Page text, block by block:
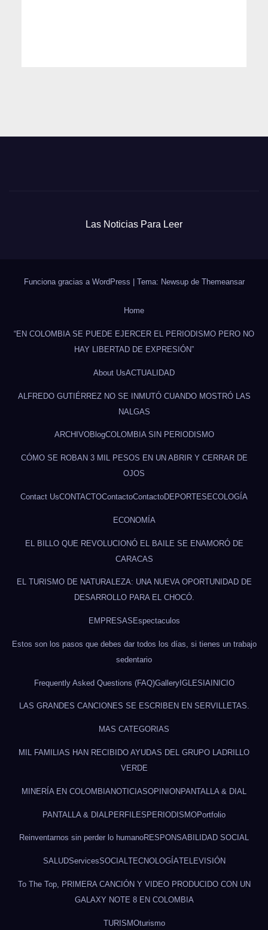
Las Noticias Para Leer
Funciona gracias a WordPress Tema: Newsup de Themeansar
Home
“EN COLOMBIA SE PUEDE EJERCER EL PERIODISMO PERO NO
HAY LIBERTAD DE EXPRESIÓN”
About UsACTUALIDAD
ALFREDO GUTIÉRREZ NO SE INMUTÓ CUANDO MOSTRÓ LAS
NALGAS
ARCHIVOBlogCOLOMBIA SIN PERIODISMO
CÓMO SE ROBAN 3 MIL PESOS EN UN ABRIR Y CERRAR DE
OJOS
Contact UsCONTACTOContactoContactoDEPORTES ECOLOGÍA
ECONOMÍA
EL BILLO QUE REVOLUCIONÓ EL BAILE SE ENAMORÓ DE
CARACAS
EL TURISMO DE NATURALEZA: UNA NUEVA OPORTUNIDAD DE
DESARROLLO PARA EL CHOCÓ.
EMPRESAS Espectaculos
Estos son los pasos que debes dar todos los días, si tienes un trabajo
sedentario
Frequently Asked Questions (FAQ)GalleryIGLESIAINICIO
LAS GRANDES CANCIONES SE ESCRIBEN EN SERVILLETAS.
MAS CATEGORIAS
MIL FAMILIAS HAN RECIBIDO AYUDAS DEL GRUPO LADRILLO
VERDE
MINERÍA EN COLOMBIA NOTICIASOPINION PANTALLA & DIAL
PANTALLA & DIAL PERFILESPERIODISMOPortfolio
Reinventarnos sin perder lo humanoRESPONSABILIDAD SOCIAL
SALUDServicesSOCIALTECNOLOGÍATELEVISIÓN
To The Top, PRIMERA CANCIÓN Y VIDEO PRODUCIDO CON UN
GALAXY NOTE 8 EN COLOMBIA
TURISMOturismo